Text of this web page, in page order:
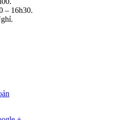
– 16h30.